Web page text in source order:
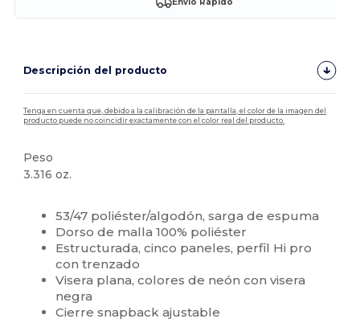
Descripción del producto
Tenga en cuenta que, debido a la calibración de la pantalla, el color de la imagen del
producto puede no coincidir exactamente con el color real del producto.
Peso
3.316 oz.
53/47 poliéster/algodón, sarga de espuma
Dorso de malla 100% poliéster
Estructurada, cinco paneles, perfil Hi pro
con trenzado
Visera plana, colores de neón con visera
negra
Cierre snapback ajustable